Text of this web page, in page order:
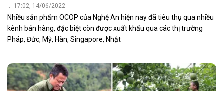
17:02, 14/06/2022
Nhiều sản phẩm OCOP của Nghệ An hiện nay đã tiêu thụ qua nhiều
kênh bán hàng, đặc biệt còn được xuất khẩu qua các thị trường
Pháp, Đức, Mỹ, Hàn, Singapore, Nhật